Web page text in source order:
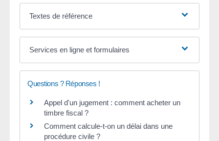
Textes de référence
Services en ligne et formulaires
Questions ? Réponses !
Appel d'un jugement : comment acheter un
timbre fiscal ?
Comment calcule-t-on un délai dans une
procédure civile ?